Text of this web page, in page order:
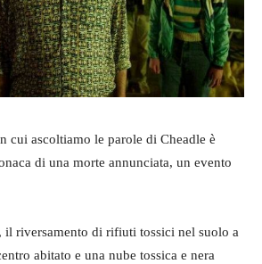
cui ascoltiamo le parole di Cheadle è
di una morte annunciata, un evento
il riversamento di rifiuti tossici nel suolo a
abitato e una nube tossica e nera